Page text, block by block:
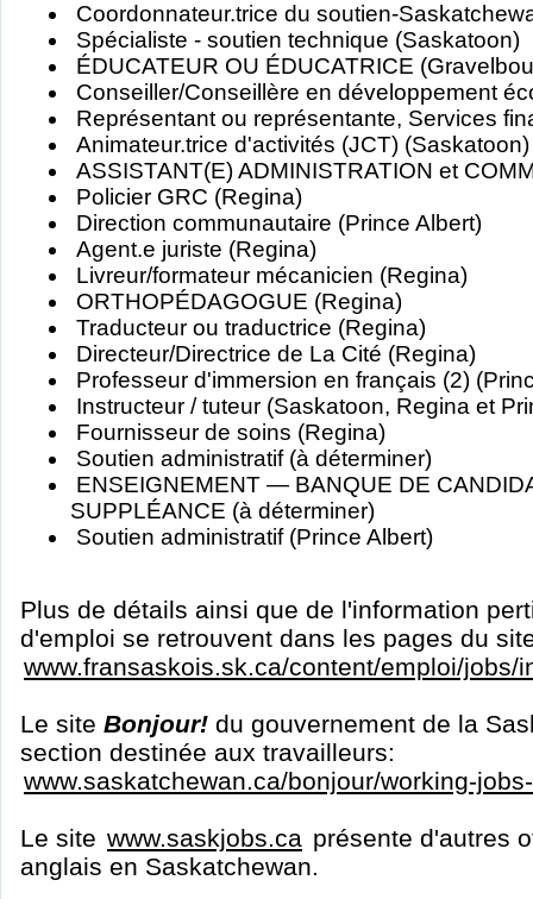
Coordonnateur.trice du soutien-
Spécialiste - soutien technique (Saskatoon)
ÉDUCATEUR OU ÉDUCATRICE
Conseiller/Conseillère en développement
Représentant ou représentante, Services
Animateur.trice d'activités (JCT) (Saskatoon)
ASSISTANT(E) ADMINISTRATION et
Policier GRC (Regina)
Direction communautaire (Prince Albert)
Agent.e juriste (Regina)
Livreur/formateur mécanicien (Regina)
ORTHOPÉDAGOGUE (Regina)
Traducteur ou traductrice (Regina)
Directeur/Directrice de La Cité (Regina)
Professeur d'immersion en français (2)
Instructeur / tuteur (Saskatoon, Regina et
Fournisseur de soins (Regina)
Soutien administratif (à déterminer)
ENSEIGNEMENT — BANQUE DE
SUPPLÉANCE (à déterminer)
Soutien administratif (Prince Albert)
Plus de détails ainsi que de l'information
d'emploi se retrouvent dans les pages du
www.fransaskois.sk.ca/content/emploi/jobs/
Le site Bonjour! du gouvernement de la
section destinée aux travailleurs:
www.saskatchewan.ca/bonjour/working-
Le site www.saskjobs.ca présente d'autres
anglais en Saskatchewan.